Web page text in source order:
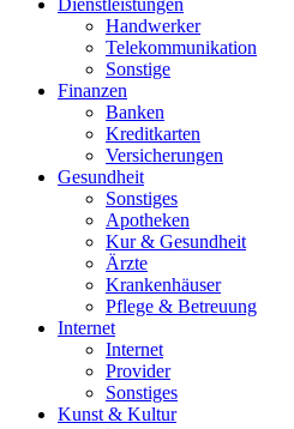
Dienstleistungen
Handwerker
Telekommunikation
Sonstige
Finanzen
Banken
Kreditkarten
Versicherungen
Gesundheit
Sonstiges
Apotheken
Kur & Gesundheit
Ärzte
Krankenhäuser
Pflege & Betreuung
Internet
Internet
Provider
Sonstiges
Kunst & Kultur